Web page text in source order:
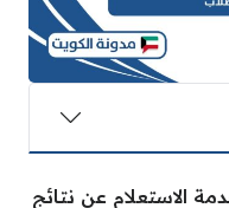
الاستعلام عن نتائج